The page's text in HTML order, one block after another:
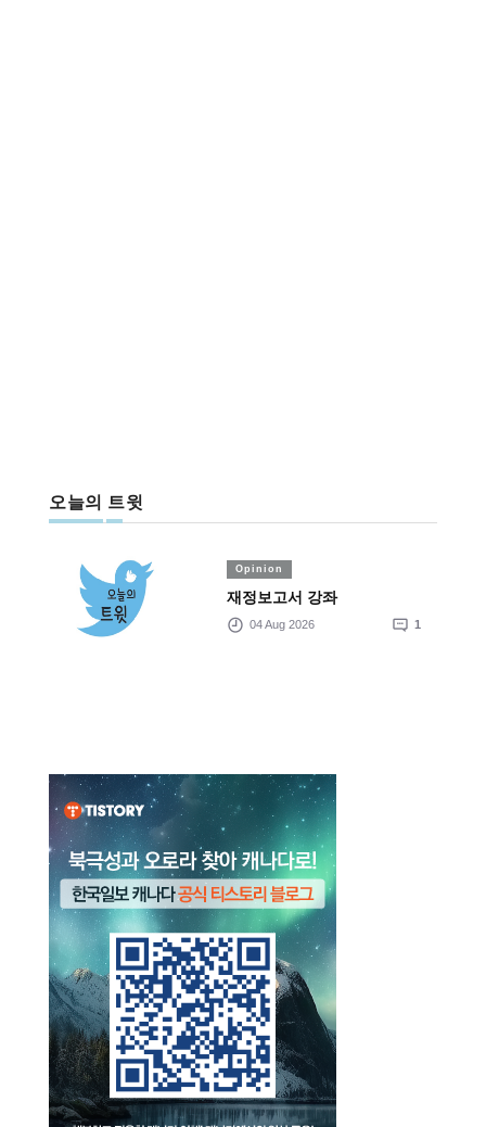
오늘의 트윗
Opinion
재정보고서 강좌
04 Aug 2026 1